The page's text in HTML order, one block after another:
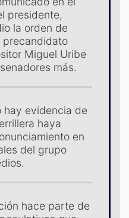
presidente,
la orden de
precandidato
Miguel Uribe
más.
hay evidencia de
haya
en
del grupo
hace parte de